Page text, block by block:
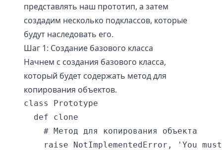
представлять наш прототип, а затем
создадим несколько подклассов, которые
будут наследовать его.
Шаг 1: Создание базового класса
Начнем с создания базового класса,
который будет содержать метод для
копирования объектов.
class Prototype
  def clone
    # Метод для копирования объекта
raise NotImplementedError, 'You